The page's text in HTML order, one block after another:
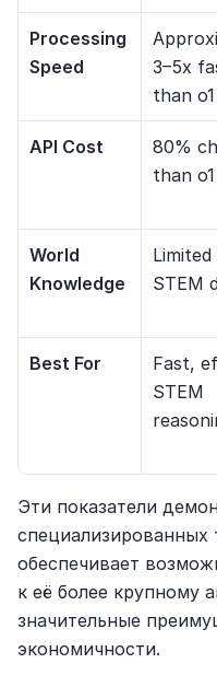
Processing
Speed
3–5x
than
API Cost
80%
than
World
Knowledge
STEM
Best For
Fast,
STEM
Эти показатели
специализированных
обеспечивает
к её более крупному
значительные
экономичности.